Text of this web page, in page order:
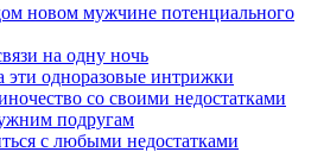
новом мужчине потенциального
на одну ночь
эти одноразовые интрижки
со своими недостатками
подругам
с любыми недостатками